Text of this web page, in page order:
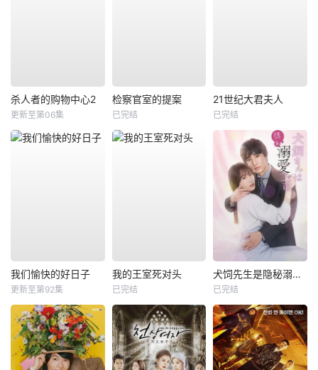
杀人者的购物中心2
更新至第06集
检察官室的提案
已完结
21世纪大君夫人
已完结
我们愉快的好日子
更新至第92集
我的王室死对头
已完结
犬饲先生是隐秘溺爱上司
已完结